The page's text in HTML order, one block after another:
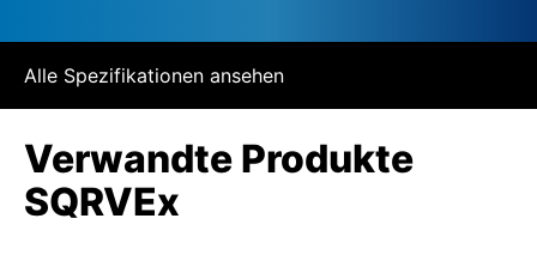
Alle Spezifikationen ansehen
Verwandte Produkte
SQRVEx